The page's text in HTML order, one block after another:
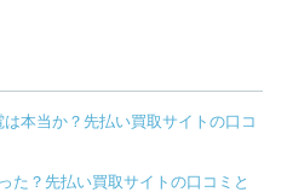
本当か？先払い買取サイトの口コ
た？先払い買取サイトの口コミと